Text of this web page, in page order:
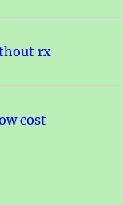
rx
cost